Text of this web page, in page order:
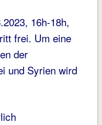
16h-18h,
frei. Um eine
der
und Syrien wird